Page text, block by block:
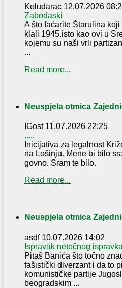
Koludarac 12.07.2026
Zabodaski
A što faćarite Štarulina
klali 1945.isto kao ovi u
kojemu su naši vrli
...
Read more...
Neuspjela otmica
IGost 11.07.2026 22:25
.....
Inicijativa za legalnost
na Lošinju. Mene bi bilo
govno. Sram te bilo.
Read more...
Neuspjela otmica
asdf 10.07.2026 14:02
Ispravak netočnog ispravka
Pitaš Banića što točno
fašistički diverzant i da to
komunističke partije
beogradskim ...